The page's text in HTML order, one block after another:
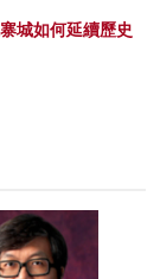
城如何延續歷史